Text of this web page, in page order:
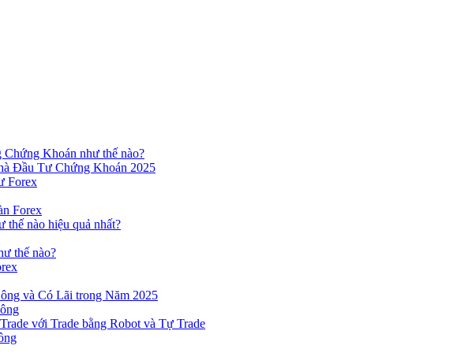
Khoán như thế nào?
Đầu Tư Chứng Khoán 2025
Forex
Forex
nào hiệu quả nhất?
thế nào?
và Có Lãi trong Năm 2025
với Trade bằng Robot và Tự Trade